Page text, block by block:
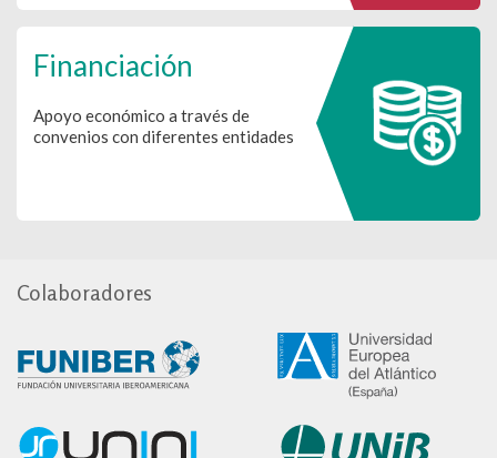
Financiación
Apoyo económico a través de
convenios con diferentes entidades
Colaboradores